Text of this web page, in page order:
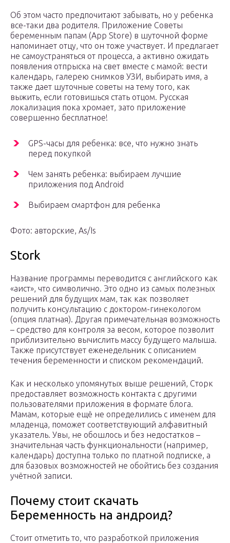
Об этом часто предпочитают забывать, но у ребенка
все-таки два родителя. Приложение Советы
беременным папам (App Store) в шуточной форме
напоминает отцу, что он тоже участвует. И предлагает
не самоустраняться от процесса, а активно ожидать
появления отпрыска на свет вместе с мамой: вести
календарь, галерею снимков УЗИ, выбирать имя, а
также дает шуточные советы на тему того, как
выжить, если готовишься стать отцом. Русская
локализация пока хромает, зато приложение
совершенно бесплатное!
GPS-часы для ребенка: все, что нужно знать
перед покупкой
Чем занять ребенка: выбираем лучшие
приложения под Android
Выбираем смартфон для ребенка
Фото: авторские, As/Is
Stork
Название программы переводится с английского как
«аист», что символично. Это одно из самых полезных
решений для будущих мам, так как позволяет
получить консультацию с доктором-гинекологом
(опция платная). Другая примечательная возможность
– средство для контроля за весом, которое позволит
приблизительно вычислить массу будущего малыша.
Также присутствует еженедельник с описанием
течения беременности и списком рекомендаций.
Как и несколько упомянутых выше решений, Сторк
предоставляет возможность контакта с другими
пользователями приложения в формате блога.
Мамам, которые ещё не определились с именем для
младенца, поможет соответствующий алфавитный
указатель. Увы, не обошлось и без недостатков –
значительная часть функциональности (например,
календарь) доступна только по платной подписке, а
для базовых возможностей не обойтись без создания
учётной записи.
Почему стоит скачать
Беременность на андроид?
Стоит отметить то, что разработкой приложения